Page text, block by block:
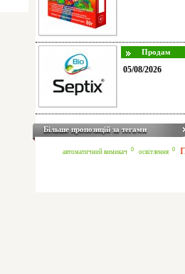
05/08/2026
Більше пропозицій за тегами
автоматичний вимикач 0 освітлення 0